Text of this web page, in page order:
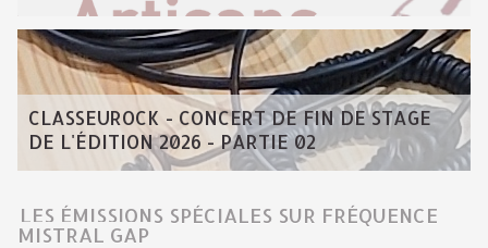
CLASSEUROCK - CONCERT DE FIN DE STAGE
DE L'ÉDITION 2026 - PARTIE 02
LES ÉMISSIONS SPÉCIALES SUR FRÉQUENCE
MISTRAL GAP